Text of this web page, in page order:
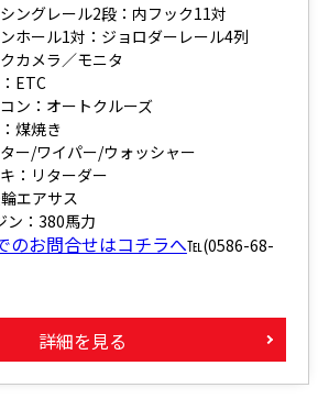
ングレール2段：内フック11対
ホール1対：ジョロダーレール4列
カメラ／モニタ
ETC
ン：オートクルーズ
煤焼き
ー/ワイパー/ウォッシャー
：リターダー
エアサス
ン：380馬力
お問合せはコチラへ℡(0586-68-
詳細を見る